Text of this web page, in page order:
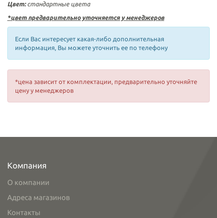
Цвет: стандартные цвета
*цвет предварительно уточняется у менеджеров
Если Вас интересует какая-либо дополнительная
информация, Вы можете уточнить ее по телефону
*цена зависит от комплектации, предварительно уточняйте
цену у менеджеров
Компания
О компании
Адреса магазинов
Контакты